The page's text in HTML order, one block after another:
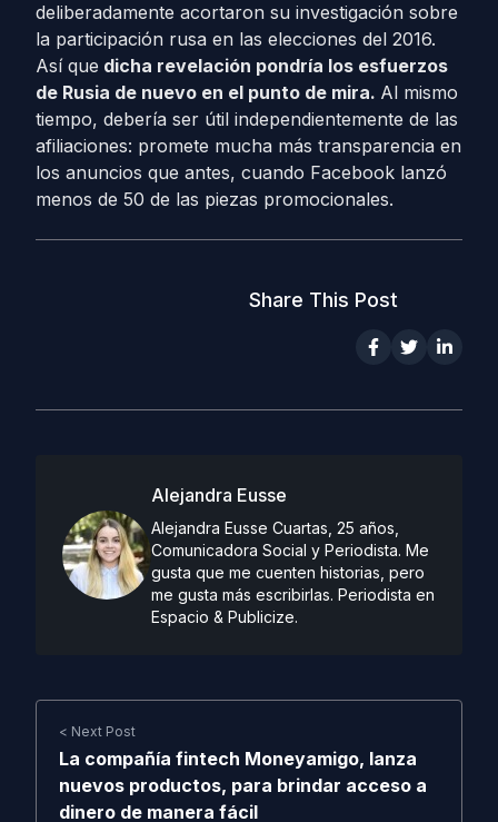
deliberadamente acortaron su investigación sobre
la participación rusa en las elecciones del 2016.
Así que dicha revelación pondría los esfuerzos
de Rusia de nuevo en el punto de mira. Al mismo
tiempo, debería ser útil independientemente de las
afiliaciones: promete mucha más transparencia en
los anuncios que antes, cuando Facebook lanzó
menos de 50 de las piezas promocionales.
Share This Post
Alejandra Eusse
Alejandra Eusse Cuartas, 25 años,
Comunicadora Social y Periodista. Me
gusta que me cuenten historias, pero
me gusta más escribirlas. Periodista en
Espacio & Publicize.
< Next Post
La compañía fintech Moneyamigo, lanza
nuevos productos, para brindar acceso a
dinero de manera fácil